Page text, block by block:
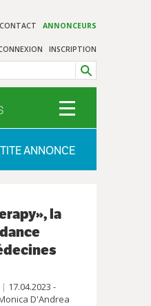
CONTACT ANNONCEURS
INSCRIPTION
ANNONCE
la
17.04.2023 -
D'Andrea